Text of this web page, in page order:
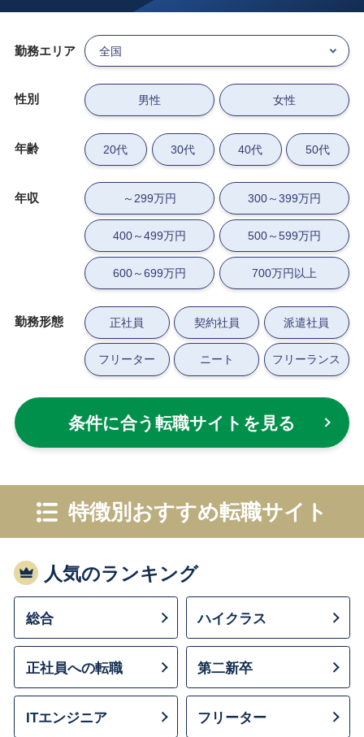
勤務エリア
性別 男性 女性
年齢 20代 30代 40代 50代
年収 ～299万円 300～399万円
400～499万円 500～599万円
600～699万円 700万円以上
勤務形態 正社員 契約社員 派遣社員
フリーター ニート フリーランス
条件に合う転職サイトを見る
特徴別おすすめ転職サイト
人気のランキング
総合 ハイクラス
正社員への転職 第二新卒
ITエンジニア フリーター